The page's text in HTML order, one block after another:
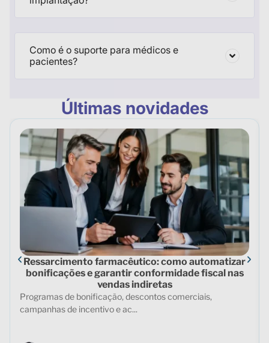
Como é o suporte para médicos e
pacientes?
Últimas novidades
Ressarcimento farmacêutico: como automatizar
bonificações e garantir conformidade fiscal nas
vendas indiretas
Programas de bonificação, descontos comerciais,
campanhas de incentivo e ac...